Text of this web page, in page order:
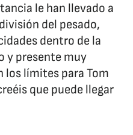
le han llevado a
del pesado,
dentro de la
y presente muy
los límites para Tom
que puede llegar